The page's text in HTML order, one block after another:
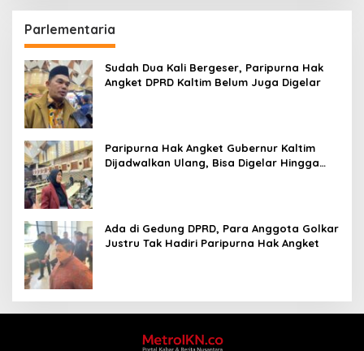
Parlementaria
Sudah Dua Kali Bergeser, Paripurna Hak
Angket DPRD Kaltim Belum Juga Digelar
Paripurna Hak Angket Gubernur Kaltim
Dijadwalkan Ulang, Bisa Digelar Hingga
Ada di Gedung DPRD, Para Anggota Golkar
Justru Tak Hadiri Paripurna Hak Angket